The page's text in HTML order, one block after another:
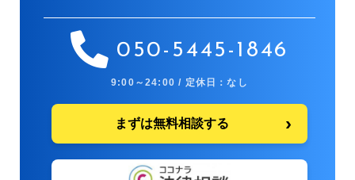
050-5445-1846
9:00～24:00 / 定休日：なし
まずは無料相談する